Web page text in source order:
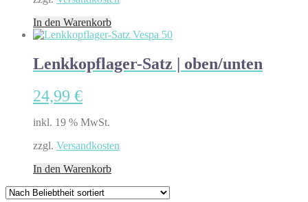
In den Warenkorb
Lenkkopflager-Satz | oben/unten
24,99 €
inkl. 19 % MwSt.
zzgl. Versandkosten
In den Warenkorb